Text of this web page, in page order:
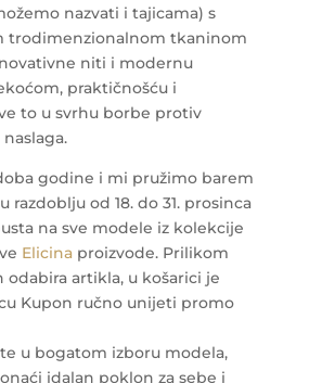
nazvati i tajicama) s
trodimenzionalnom tkaninom
niti i modernu
praktičnošću i
to u svrhu borbe protiv
godine i mi pružimo barem
razdoblju od 18. do 31. prosinca
na sve modele iz kolekcije
Elicinaproizvode. Prilikom
odabira artikla, u košarici je
Kupon ručno unijeti promo
u bogatom izboru modela,
idalan poklon za sebe i